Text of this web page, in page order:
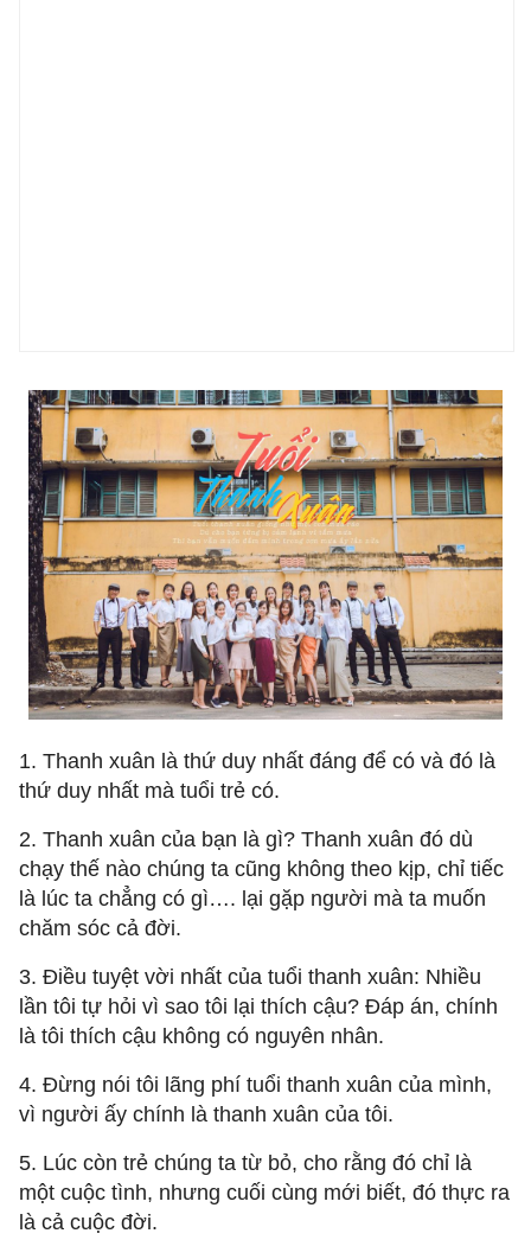
1. Thanh xuân là thứ duy nhất đáng để có và đó là
thứ duy nhất mà tuổi trẻ có.
2. Thanh xuân của bạn là gì? Thanh xuân đó dù
chạy thế nào chúng ta cũng không theo kịp, chỉ tiếc
là lúc ta chẳng có gì…. lại gặp người mà ta muốn
chăm sóc cả đời.
3. Điều tuyệt vời nhất của tuổi thanh xuân: Nhiều
lần tôi tự hỏi vì sao tôi lại thích cậu? Đáp án, chính
là tôi thích cậu không có nguyên nhân.
4. Đừng nói tôi lãng phí tuổi thanh xuân của mình,
vì người ấy chính là thanh xuân của tôi.
5. Lúc còn trẻ chúng ta từ bỏ, cho rằng đó chỉ là
một cuộc tình, nhưng cuối cùng mới biết, đó thực ra
là cả cuộc đời.